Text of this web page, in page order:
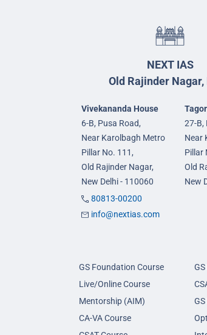
NEXT IAS
Old Rajinder Nagar,
Vivekananda House
6-B, Pusa Road,
Near Karolbagh Metro
Pillar No. 111,
Old Rajinder Nagar,
New Delhi - 110060
27-B,
Near
Pillar
Old
New
80813-00200
info@nextias.com
GS Foundation Course
Live/Online Course
Mentorship (AIM)
CA-VA Course